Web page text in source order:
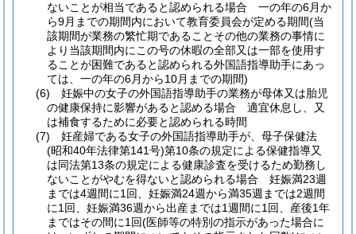
ないことが相当であると認められる場合 一の年の6月か
ら9月までの期間内において教育委員会が定める期間(当
該期間が業務の繁忙期であることその他の業務の事情に
より当該期間内にこの号の休暇の全部又は一部を使用す
ることが困難であると認められる外国語指導助手にあっ
ては、一の年の6月から10月までの期間)
(6)
妊娠中の女子の外国語指導助手の業務が母体又は胎児
の健康保持に影響があると認める場合 適宜休息し、又
は補食するために必要と認められる時間
(7)
妊産婦である女子の外国語指導助手が、母子保健法
(昭和40年法律第141号)第10条の規定による保健指導又
は同法第13条の規定による健康診査を受けるため勤務し
ないことがやむを得ないと認められる場合 妊娠満23週
までは4週間に1回、妊娠満24週から満35週までは2週間
に1回、妊娠満36週から出産までは1週間に1回、産後1年
まではその間に1回(医師等の特別の指示があった場合に